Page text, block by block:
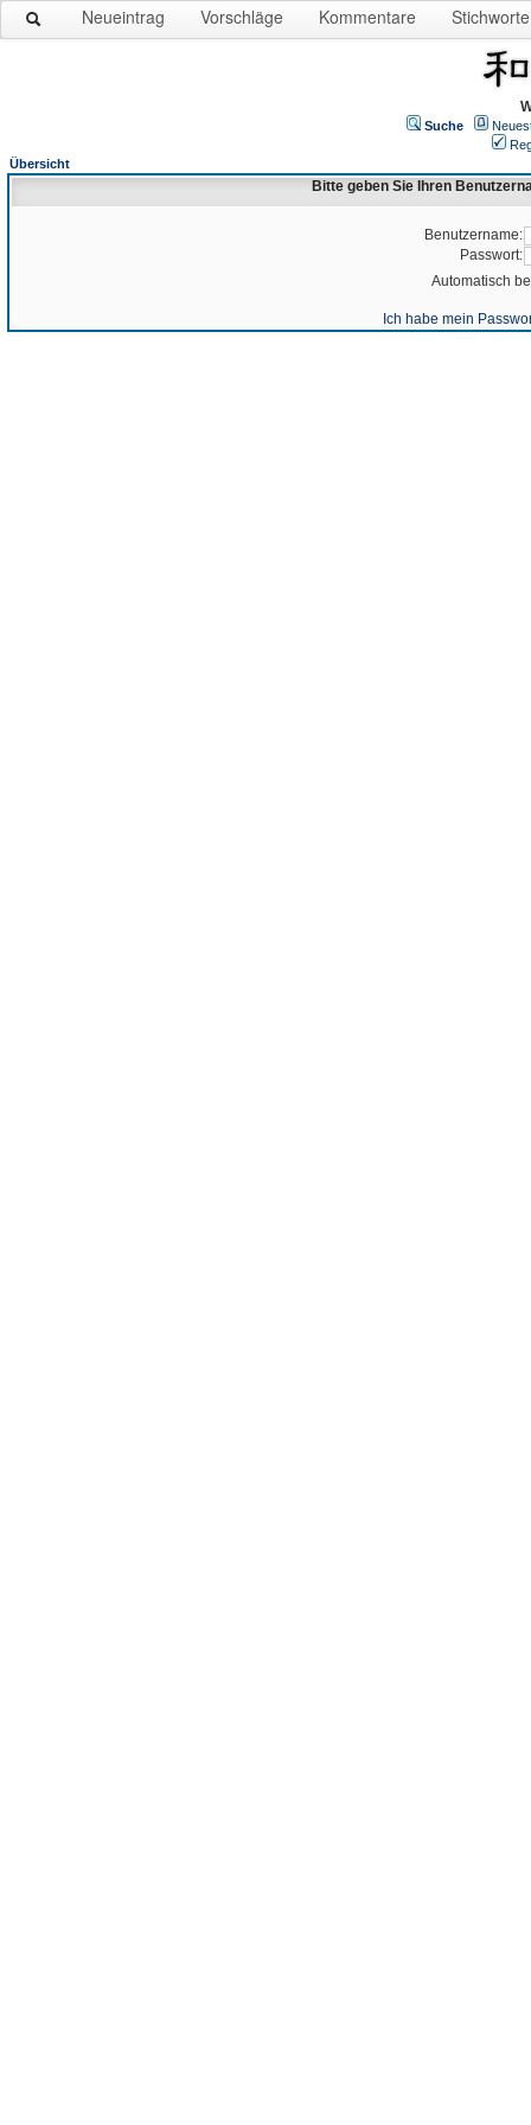
Neueintrag Vorschläge Kommentare Stichworte
Suche
Übersicht
Bitte geben Sie Ihren
Benutzername:
Passwort:
Automatisch
Ich habe mein